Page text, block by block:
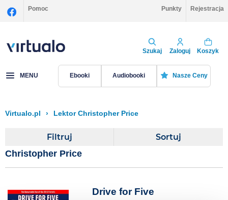
Pomoc Punkty Rejestracja
Szukaj Zaloguj Koszyk
MENU Ebooki Audiobooki Nasze Ceny
Virtualo.pl › Lektor Christopher Price
Filtruj Sortuj
Christopher Price
Drive for Five